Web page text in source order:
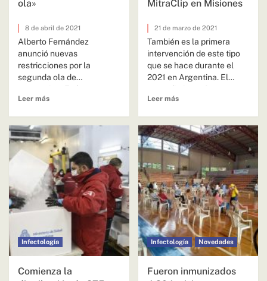
ola»
8 de abril de 2021
Alberto Fernández
anunció nuevas
restricciones por la
segunda ola de
coronavirus En las zonas
del país consideradas de
Leer más
MitraClip en Misiones
21 de marzo de 2021
También es la primera
intervención de este tipo
que se hace durante el
2021 en Argentina. El
procedimiento fue en...
Leer más
Infectología
Comienza la
Infectología Novedades
Fueron inmunizados